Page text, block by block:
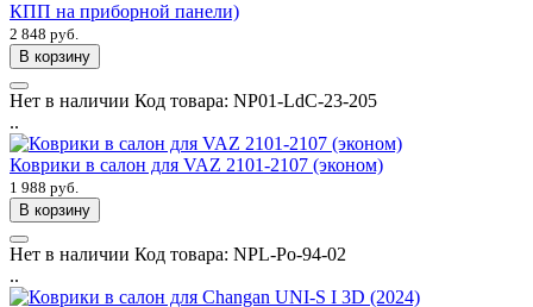
КПП на приборной панели)
2 848 руб.
В корзину
Нет в наличии Код товара: NP01-LdC-23-205
..
Коврики в салон для VAZ 2101-2107 (эконом)
1 988 руб.
В корзину
Нет в наличии Код товара: NPL-Po-94-02
..